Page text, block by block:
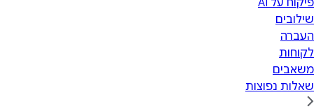
שילובים
העברה
לקוחות
משאבים
שאלות נפוצות